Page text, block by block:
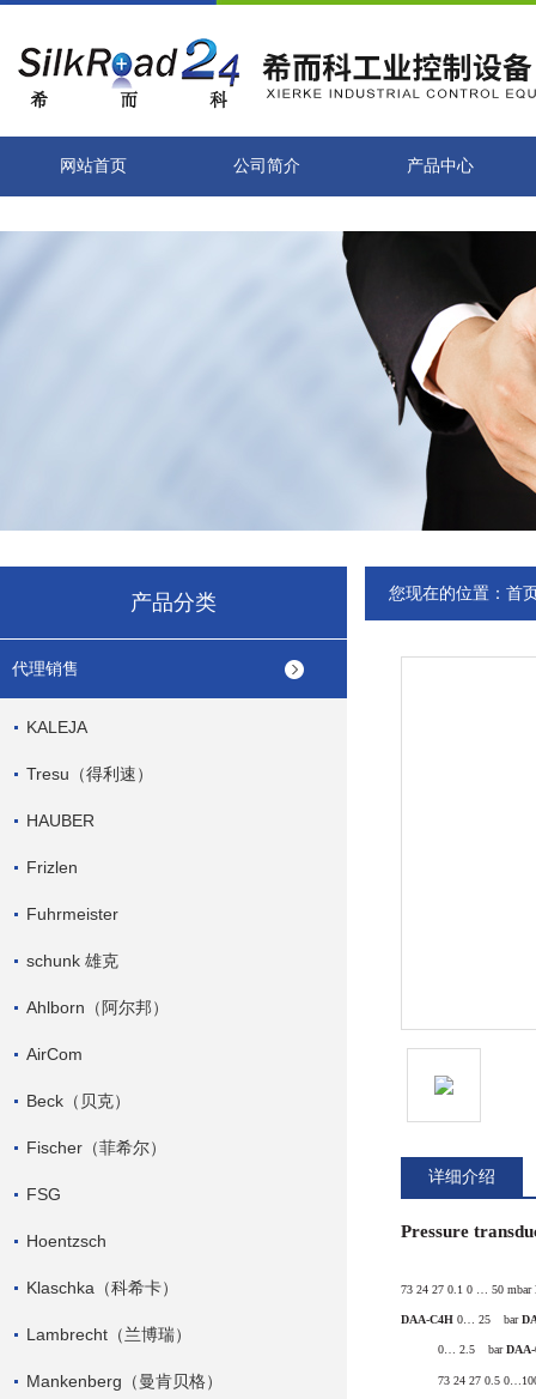
网站首页 公司简介 产品中心
产品分类
代理销售
KALEJA
Tresu（得利速）
HAUBER
Frizlen
Fuhrmeister
schunk 雄克
Ahlborn（阿尔邦）
AirCom
Beck（贝克）
Fischer（菲希尔）
FSG
Hoentzsch
Klaschka（科希卡）
Lambrecht（兰博瑞）
Mankenberg（曼肯贝格）
您现在的位置： 首
详细介绍
Pressure
73 24 27 0.1 0 … 50 mbar
DAA-C4H 0… 25 bar
0… 2.5 bar
73 24 27 0.5